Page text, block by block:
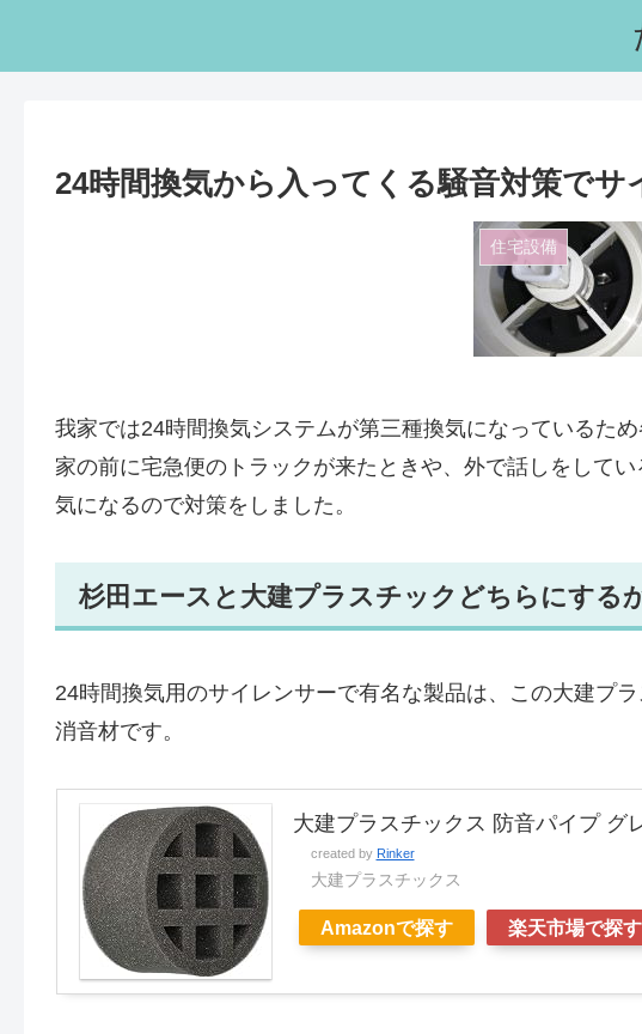
24時間換気から入ってくる騒音対策でサ
住宅設備
我家では24時間換気システムが第三種換気になっているた
家の前に宅急便のトラックが来たときや、外で話しをして
気になるので対策をしました。
杉田エースと大建プラスチックどちらにする
24時間換気用のサイレンサーで有名な製品は、この大建プ
消音材です。
大建プラスチックス 防音パイプ グ
created by Rinker
大建プラスチックス
Amazonで探す 楽天市場で探す